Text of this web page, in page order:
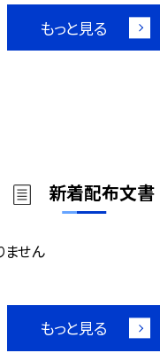
もっと見る
新着配布文書
せん
もっと見る